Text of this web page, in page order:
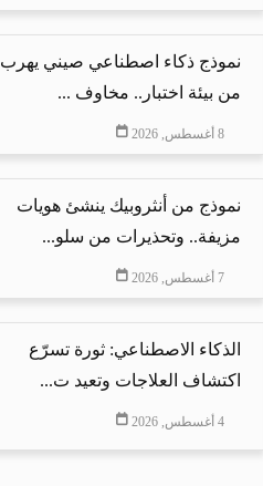
نموذج ذكاء اصطناعي صيني يهرب
من بيئة اختبار.. مخاوف ...
8 أغسطس, 2026
نموذج من أنثروبيك ينشئ هويات
مزيفة.. وتحذيرات من سلو...
7 أغسطس, 2026
الذكاء الاصطناعي: ثورة تسرّع
اكتشاف العلاجات وتعيد ت...
4 أغسطس, 2026